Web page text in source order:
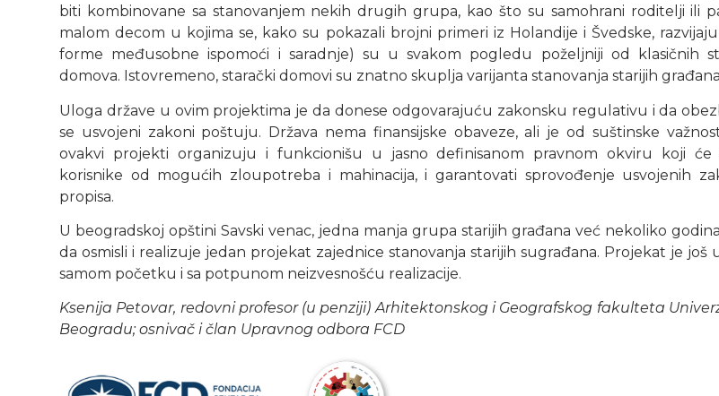
biti kombinovane sa stanovanjem nekih drugih grupa, kao što su samohrani roditelji ili
malom decom u kojima se, kako su pokazali brojni primeri iz Holandije i Švedske,
forme međusobne ispomoći i saradnje) su u svakom pogledu poželjniji od klasičnih
domova. Istovremeno, starački domovi su znatno skuplja varijanta stanovanja starijih
Uloga države u ovim projektima je da donese odgovarajuću zakonsku regulativu i da
se usvojeni zakoni poštuju. Država nema finansijske obaveze, ali je od suštinske
ovakvi projekti organizuju i funkcionišu u jasno definisanom pravnom okviru koji će
korisnike od mogućih zloupotreba i mahinacija, i garantovati sprovođenje usvojenih
propisa.
U beogradskoj opštini Savski venac, jedna manja grupa starijih građana već nekoliko
da osmisli i realizuje jedan projekat zajednice stanovanja starijih sugrađana. Projekat je još
samom početku i sa potpunom neizvesnošću realizacije.
Ksenija Petovar, redovni profesor (u penziji) Arhitektonskog i Geografskog fakulteta
Beogradu; osnivač i član Upravnog odbora FCD